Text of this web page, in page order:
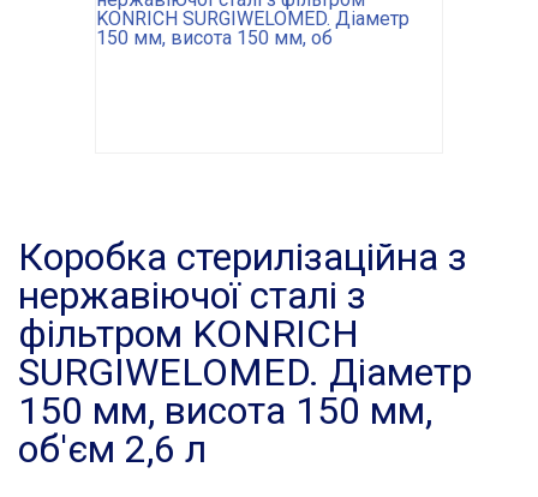
Коробка стерилізаційна з
нержавіючої сталі з
фільтром KONRICH
SURGIWELOMED. Діаметр
150 мм, висота 150 мм,
об'єм 2,6 л